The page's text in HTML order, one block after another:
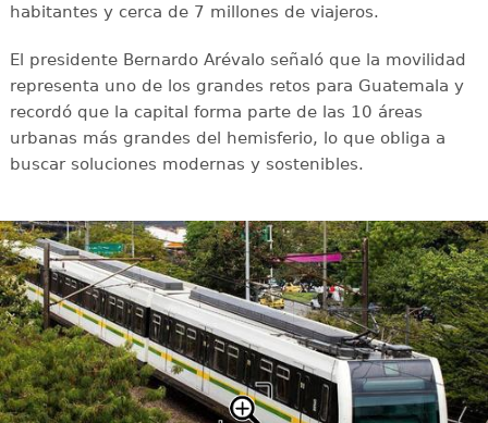
habitantes y cerca de 7 millones de viajeros.
El presidente Bernardo Arévalo señaló que la movilidad
representa uno de los grandes retos para Guatemala y
recordó que la capital forma parte de las 10 áreas
urbanas más grandes del hemisferio, lo que obliga a
buscar soluciones modernas y sostenibles.